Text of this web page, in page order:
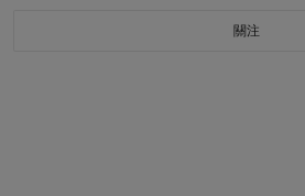
關注